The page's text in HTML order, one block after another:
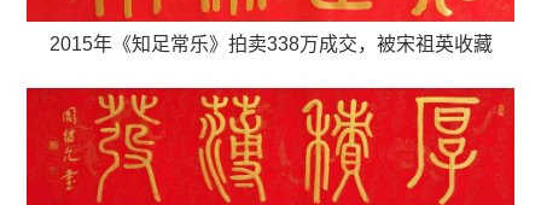
2015年《知足常乐》 拍卖338万成交， 被宋祖英收藏